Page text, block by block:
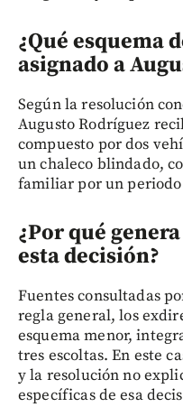
¿Qué esquema
asignado a
Según la resolución
Augusto Rodríguez
compuesto por dos
un chaleco blindado,
familiar por un periodo
¿Por qué
esta decisión?
Fuentes consultadas
regla general, los
esquema menor,
tres escoltas. En este
y la resolución no
específicas de esa